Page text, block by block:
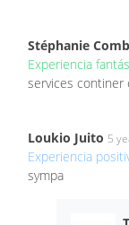
Stéphanie
Experiencia
services continer
Loukio Juito 5
Experiencia
sympa